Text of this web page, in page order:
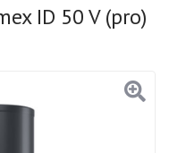
ID 50 V (pro)